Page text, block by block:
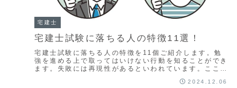
宅建士
宅建士試験に落ちる人の特徴11選！
宅建士試験に落ちる人の特徴を11個ご紹介します。勉
強を進める上で取ってはいけない行動を知ることができ
ます。失敗には再現性があるといわれています。ここで
2024.12.06